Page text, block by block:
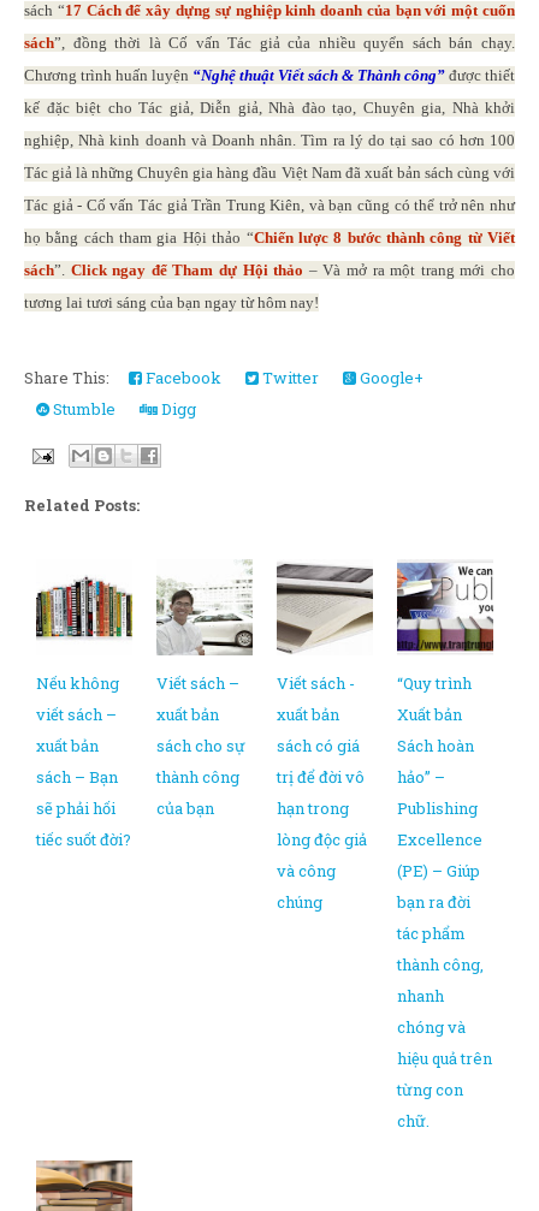
sách “17 Cách để xây dựng sự nghiệp kinh doanh của bạn với một cuốn
sách”, đồng thời là Cố vấn Tác giả của nhiều quyển sách bán chạy.
Chương trình huấn luyện “Nghệ thuật Viết sách & Thành công” được thiết
kế đặc biệt cho Tác giả, Diễn giả, Nhà đào tạo, Chuyên gia, Nhà khởi
nghiệp, Nhà kinh doanh và Doanh nhân. Tìm ra lý do tại sao có hơn 100
Tác giả là những Chuyên gia hàng đầu Việt Nam đã xuất bản sách cùng với
Tác giả - Cố vấn Tác giả Trần Trung Kiên, và bạn cũng có thể trở nên như
họ bằng cách tham gia Hội thảo “Chiến lược 8 bước thành công từ Viết
sách”. Click ngay để Tham dự Hội thảo – Và mở ra một trang mới cho
tương lai tươi sáng của bạn ngay từ hôm nay!
Share This: Facebook Twitter
Google+
Stumble
Digg
Related Posts:
Nếu không
viết sách –
xuất bản
sách – Bạn
sẽ phải hối
tiếc suốt đời?
Viết sách –
xuất bản
sách cho sự
thành công
của bạn
Viết sách -
xuất bản
sách có giá
trị để đời vô
hạn trong
lòng độc giả
và công
chúng
“Quy trình
Xuất bản
Sách hoàn
hảo” –
Publishing
Excellence
(PE) – Giúp
bạn ra đời
tác phẩm
thành công,
nhanh
chóng và
hiệu quả trên
từng con
chữ.